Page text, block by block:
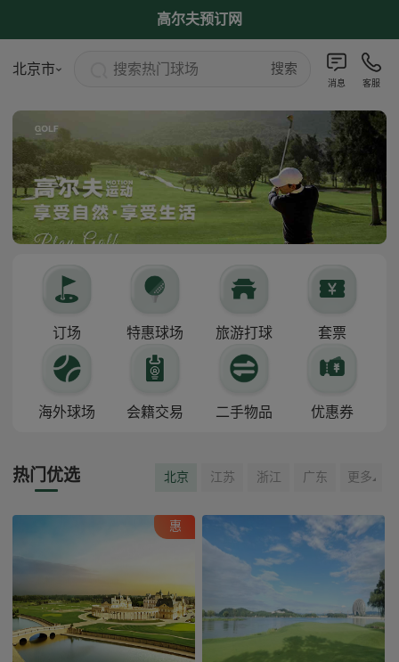
高尔夫预订网
北京市 搜索热门球场 搜索
消息 客服
订场 特惠球场 旅游打球 套票
海外球场 会籍交易 二手物品 优惠券
热门优选 北京 江苏 浙江 广东 更多
惠